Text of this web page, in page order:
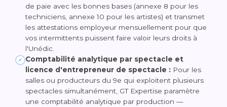
de paie avec les bonnes bases (annexe 8 pour les
techniciens, annexe 10 pour les artistes) et transmet
les attestations employeur mensuellement pour que
vos intermittents puissent faire valoir leurs droits à
l'Unédic.
✓
Comptabilité analytique par spectacle et
licence d'entrepreneur de spectacle : Pour les
salles ou producteurs du 9e qui exploitent plusieurs
spectacles simultanément, GT Expertise paramètre
une comptabilité analytique par production —